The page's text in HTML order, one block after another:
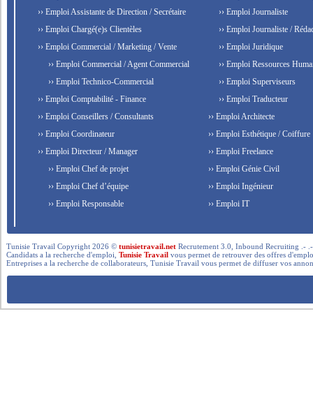
›› Emploi Assistante de Direction / Secrétaire
›› Emploi Chargé(e)s Clientèles
›› Emploi Commercial / Marketing / Vente
›› Emploi Commercial / Agent Commercial
›› Emploi Technico-Commercial
›› Emploi Comptabilité - Finance
›› Emploi Conseillers / Consultants
›› Emploi Coordinateur
›› Emploi Directeur / Manager
›› Emploi Chef de projet
›› Emploi Chef d’équipe
›› Emploi Responsable
›› Emploi Journaliste
›› Emploi Journaliste /
›› Emploi Juridique
›› Emploi Ressources
›› Emploi Superviseurs
›› Emploi Traducteur
›› Emploi Architecte
›› Emploi Esthétique / Coiffure
›› Emploi Freelance
›› Emploi Génie Civil
›› Emploi Ingénieur
›› Emploi IT
Tunisie Travail Copyright 2026 ©tunisietravail.net Recrutement 3.0, Inbound Recruiting .-
Candidats a la recherche d'emploi,Tunisie Travail vous permet de retrouver des offres
Entreprises a la recherche de collaborateurs, Tunisie Travail vous permet de diffuser vos